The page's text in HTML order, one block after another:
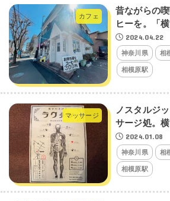
カフェ
昔ながらの
ヒーを。「
2024.04.22
神奈川県 相
相模原駅
マッサージ
ノスタルジ
サージ処。
2024.01.08
神奈川県 相
相模原駅